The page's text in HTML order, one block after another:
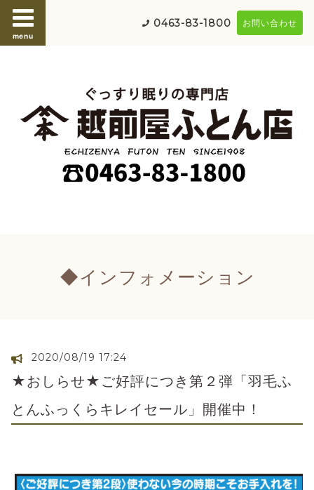
menu
0463-83-1800 お問い合わせ
◆インフォメーション
2020/08/19 17:24
★おしらせ★ご好評につき第２弾「羽毛ふ
とんふっくらキレイセール」開催中！